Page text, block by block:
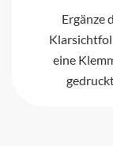
Ergänze
eine